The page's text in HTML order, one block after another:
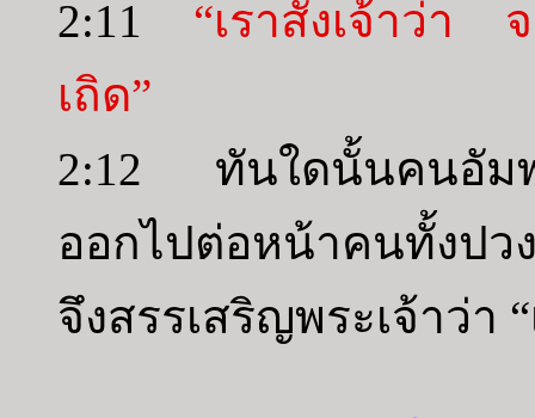
2:11 “เราสั่งเจ้าว่า
เถิด”
2:12 ทันใดนั้นคนอัมพ
ออกไปต่อหน้าคนทั้งป
จึงสรรเสริญพระเจ้าว่า